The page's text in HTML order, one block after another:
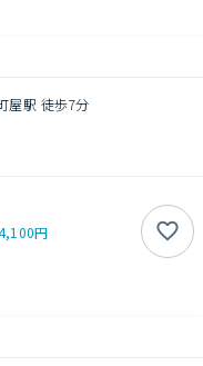
屋駅 徒歩7分
円